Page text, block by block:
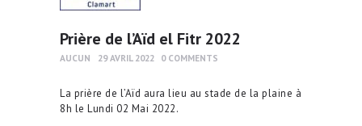
Prière de l’Aïd el Fitr 2022
AUCUN 29 AVRIL 2022 0 COMMENTS
La prière de l’Aïd aura lieu au stade de la plaine à
8h le Lundi 02 Mai 2022.